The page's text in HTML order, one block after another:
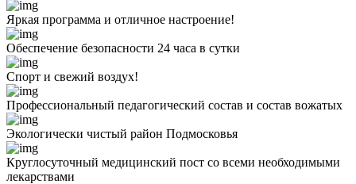
Яркая программа и отличное настроение!
Обеспечение безопасности 24 часа в сутки
Спорт и свежий воздух!
Профессиональный педагогический состав и состав вожатых
Экологически чистый район Подмосковья
Круглосуточный медицинский пост со всеми необходимыми
лекарствами